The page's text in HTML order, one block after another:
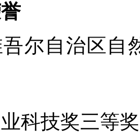
尔自治区自
科技奖三等